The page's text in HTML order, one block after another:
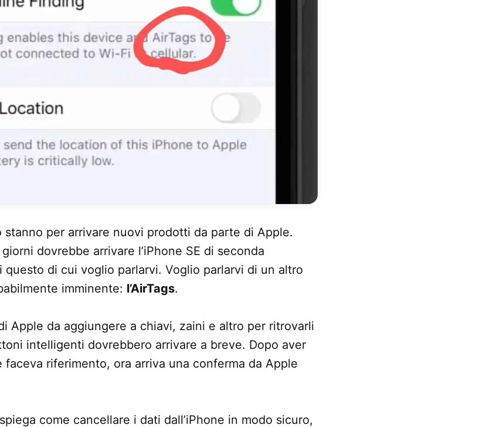
per arrivare nuovi prodotti da parte di Apple.
dovrebbe arrivare l’iPhone SE di seconda
questo di cui voglio parlarvi. Voglio parlarvi di un altro
imminente: l’AirTags.
Apple da aggiungere a chiavi, zaini e altro per ritrovarli
intelligenti dovrebbero arrivare a breve. Dopo aver
faceva riferimento, ora arriva una conferma da Apple
come cancellare i dati dall’iPhone in modo sicuro,